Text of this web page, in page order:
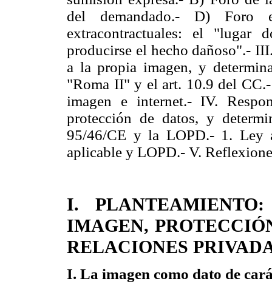
del demandado.- D) Foro
extracontractuales: el "lugar
producirse el hecho dañoso".-
a la propia imagen, y
"Roma II" y el art. 10.9 del
imagen e internet.- IV.
protección de datos, y
95/46/CE y la LOPD.- 1. Ley
aplicable y LOPD.- V.
I.
IMAGEN,
RELACIONES
I. La imagen como dato de